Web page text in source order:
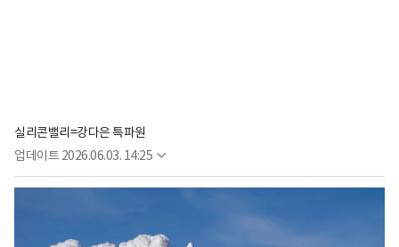
실리콘밸리=강다은 특파원
업데이트 2026.06.03. 14:25